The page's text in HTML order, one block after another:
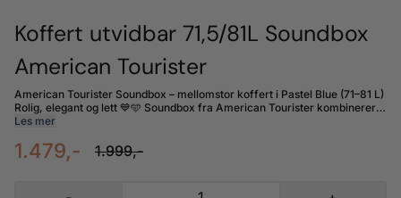
Koffert utvidbar 71,5/81L Soundbox
American Tourister
American Tourister Soundbox – mellomstor koffert i Pastel Blue (71–81 L)
Rolig, elegant og lett 💙🩵 Soundbox fra American Tourister kombinerer
stil, styrke og letthet i én koffert. Laget av 100 % polypropylen – et
myke Pastel Blue -fargen 🌊 gir kofferten et rolig og behagelig uttrykk,
inspirert av sommerhimmel og havbris. Smart og fleksibel pakking ✈️
Les mer
1.479,- 1.999,-